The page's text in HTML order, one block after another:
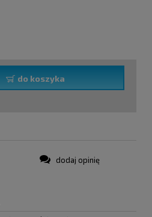
do koszyka
dodaj opinię